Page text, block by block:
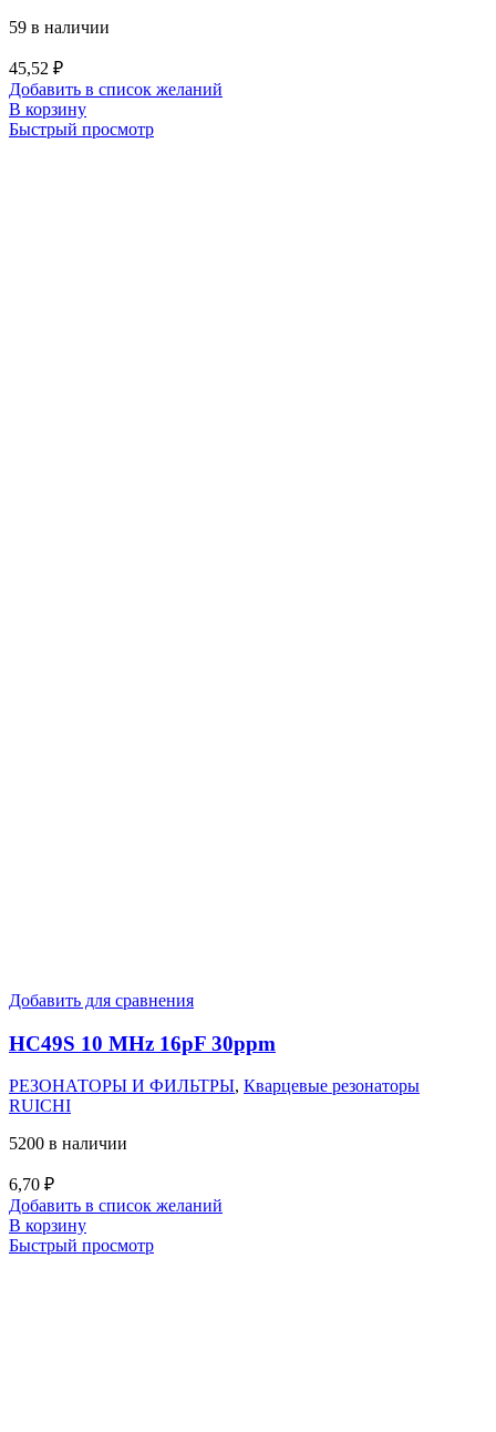
59 в наличии
45,52 ₽
Добавить в список желаний
В корзину
Быстрый просмотр
Добавить для сравнения
HC49S 10 MHz 16pF 30ppm
РЕЗОНАТОРЫ И ФИЛЬТРЫ, Кварцевые резонаторы
RUICHI
5200 в наличии
6,70 ₽
Добавить в список желаний
В корзину
Быстрый просмотр